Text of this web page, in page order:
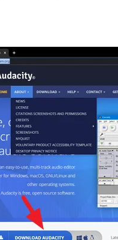
오
디
집
프
로
램